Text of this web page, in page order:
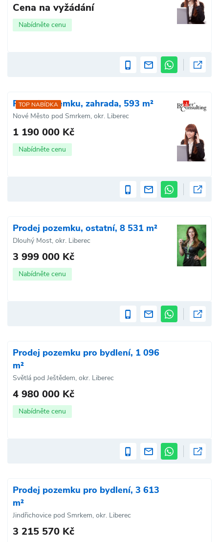
Cena na vyžádání
Nabídněte cenu
TOP NABÍDKA
Prodej pozemku, zahrada, 593 m²
Nové Město pod Smrkem, okr. Liberec
1 190 000 Kč
Nabídněte cenu
Prodej pozemku, ostatní, 8 531 m²
Dlouhý Most, okr. Liberec
3 999 000 Kč
Nabídněte cenu
Prodej pozemku pro bydlení, 1 096
m²
Světlá pod Ještědem, okr. Liberec
4 980 000 Kč
Nabídněte cenu
Prodej pozemku pro bydlení, 3 613
m²
Jindřichovice pod Smrkem, okr. Liberec
3 215 570 Kč